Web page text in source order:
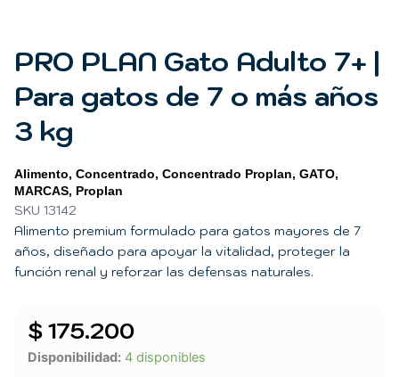
PRO PLAN Gato Adulto 7+ |
Para gatos de 7 o más años
3 kg
Alimento, Concentrado, Concentrado Proplan, GATO,
MARCAS, Proplan
SKU 13142
Alimento premium formulado para gatos mayores de 7
años, diseñado para apoyar la vitalidad, proteger la
función renal y reforzar las defensas naturales.
$175.200
Disponibilidad: 4 disponibles
PRO